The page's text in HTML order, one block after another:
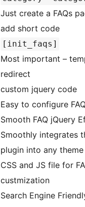
Just create a FAQs
add short code
[init_faqs]
Most important –
redirect
custom jquery code
Easy to configure
Smooth FAQ jQuery
Smoothly integrates
plugin into any theme
CSS and JS file for
custmization
Search Engine